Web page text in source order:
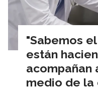
"Sabemos
están
acompañan
medio de la